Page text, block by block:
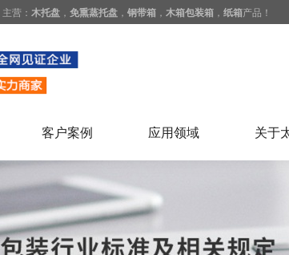
营： 木托盘 ， 免熏蒸托盘 ， 钢带箱 ， 木箱包装箱 ， 纸箱产品！
客户案例 应用领域 关于